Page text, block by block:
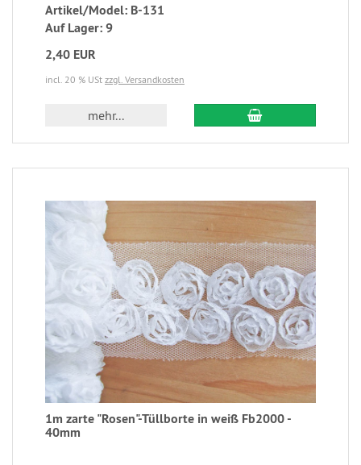
Artikel/Model: B-131
Auf Lager: 9
2,40 EUR
incl. 20 % USt zzgl. Versandkosten
mehr...
1m zarte "Rosen"-Tüllborte in weiß Fb2000 -
40mm